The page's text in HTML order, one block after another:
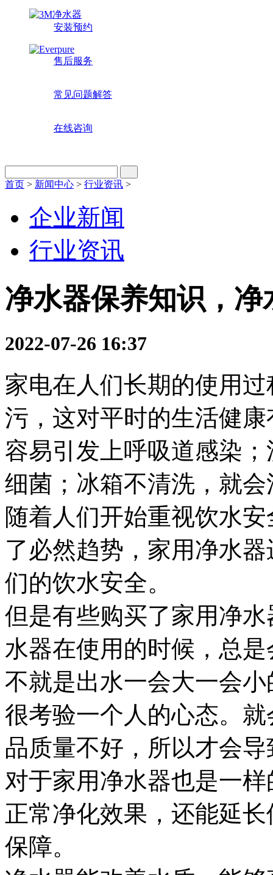
安装预约
售后服务
常见问题解答
在线咨询
首页 > 新闻中心 > 行业资讯 >
企业新闻
行业资讯
净水器保养知识，
2022-07-26 16:37
家电在人们长期的使用
污，这对平时的生活健
容易引发上呼吸道感染
细菌；冰箱不清洗，就
随着人们开始重视饮水
了必然趋势，家用净水
们的饮水安全。
但是有些购买了家用净
水器在使用的时候，总
不就是出水一会大一会
很考验一个人的心态。
品质量不好，所以才会
对于家用净水器也是一
正常净化效果，还能延
保障。